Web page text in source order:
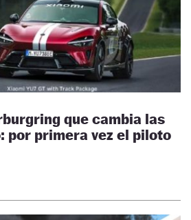
que cambia las
por primera vez el piloto